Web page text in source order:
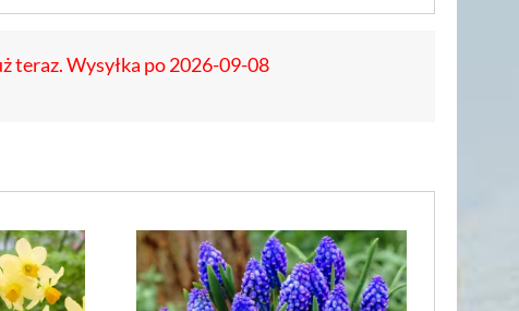
teraz. Wysyłka po 2026-09-08